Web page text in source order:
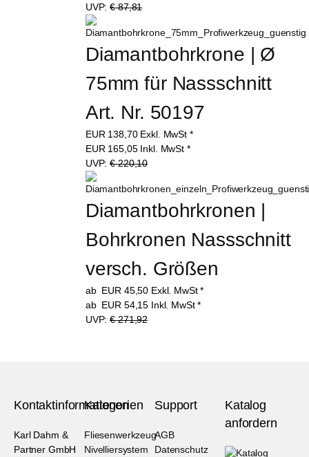
UVP:€ 87,81
Diamantbohrkrone | Ø
75mm für Nassschnitt
Art. Nr. 50197
EUR 138,70 Exkl. MwSt *
EUR 165,05 Inkl. MwSt *
UVP:€ 220,10
Diamantbohrkronen |
Bohrkronen Nassschnitt
versch. Größen
ab EUR 45,50 Exkl. MwSt *
ab EUR 54,15 Inkl. MwSt *
UVP:€ 271,92
Kontaktinformationen
Karl Dahm &
Partner GmbH
Kategorien
Fliesenwerkzeug
Nivelliersystem
Support
AGB
Datenschutz
Katalog
anfordern